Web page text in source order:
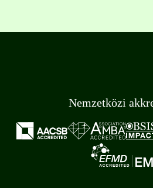
Nemzetközi